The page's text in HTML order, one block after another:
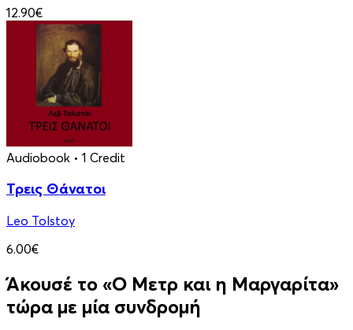
12.90€
Audiobook • 1 Credit
Τρεις Θάνατοι
Leo Tolstoy
6.00€
Άκουσέ το «Ο Μετρ και η Μαργαρίτα»
τώρα με μία συνδρομή